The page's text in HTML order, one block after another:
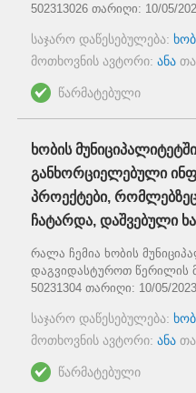
502313026 თარიღი: 10/05/
საჯარო დაწესებულება:
მოთხოვნის ავტორი: ანა
წარმატებული
ხობის
განხორციელებული
პროექტები,
ჩატარდა, დაშვებული
რალა ჩემია ხობის
დაგვიდასტუროთ წერილის
50231304 თარიღი: 10/05/
საჯარო დაწესებულება:
მოთხოვნის ავტორი: ანა
წარმატებული